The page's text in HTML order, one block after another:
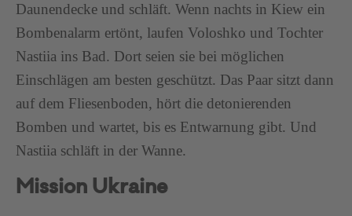
Daunendecke und schläft. Wenn nachts in Kiew ein
Bombenalarm ertönt, laufen Voloshko und Tochter
Nastiia ins Bad. Dort seien sie bei möglichen
Einschlägen am besten geschützt. Das Paar sitzt dann
auf dem Fliesenboden, hört die detonierenden
Bomben und wartet, bis es Entwarnung gibt. Und
Nastiia schläft in der Wanne.
Mission Ukraine